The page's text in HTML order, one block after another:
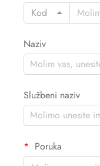
Kod
Naziv
Službeni naziv
Poruka